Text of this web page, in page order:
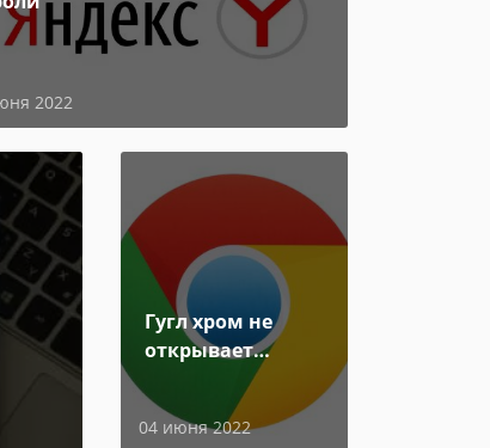
2022
Гугл хром не
открывает
04 июня 2022